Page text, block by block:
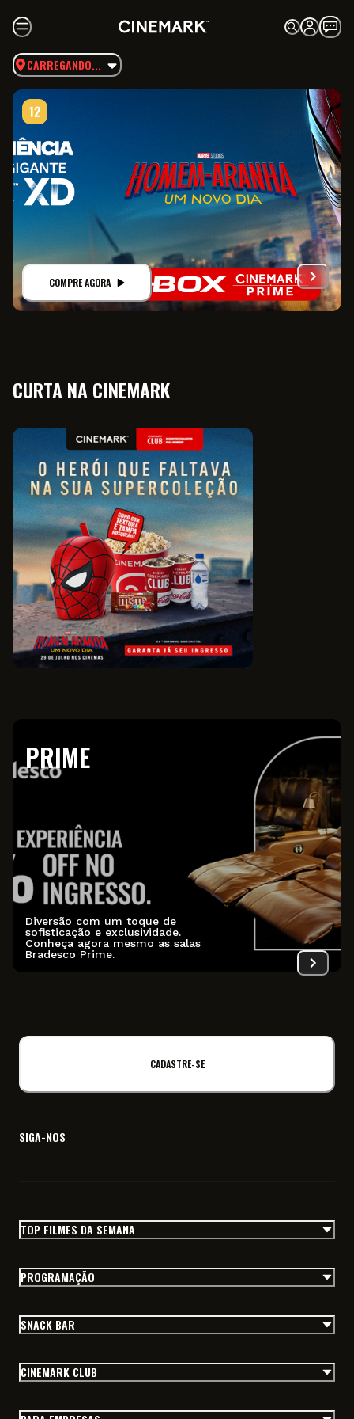
CARREGANDO...
COMPRE AGORA
CURTA NA CINEMARK
PRIME
Diversão com um toque de
sofisticação e exclusividade.
Conheça agora mesmo as salas
Bradesco Prime.
CADASTRE-SE
SIGA-NOS
TOP FILMES DA SEMANA
PROGRAMAÇÃO
SNACK BAR
CINEMARK CLUB